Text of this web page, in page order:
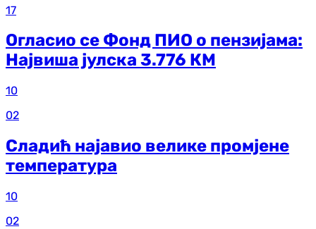
17
Огласио се Фонд ПИО о пензијама:
Највиша јулска 3.776 КМ
10
02
Сладић најавио велике промјене
температура
10
02